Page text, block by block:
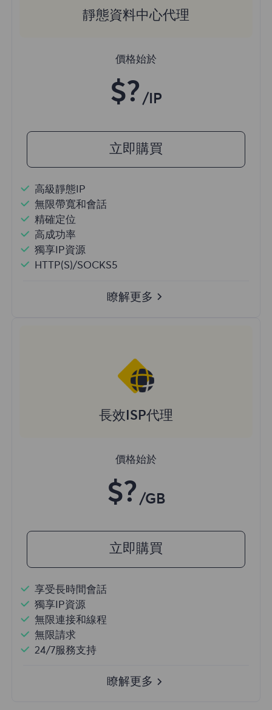
靜態資料中心代理
價格始於
$? /IP
立即購買
高級靜態IP
無限帶寬和會話
精確定位
高成功率
獨享IP資源
HTTP(S)/SOCKS5
瞭解更多
長效ISP代理
價格始於
$? /GB
立即購買
享受長時間會話
獨享IP資源
無限連接和線程
無限請求
24/7服務支持
瞭解更多